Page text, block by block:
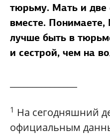
тюрьму. Мать и две
вместе.
лучше быть в
и сестрой, чем на
1 На сегодняшний
официальным